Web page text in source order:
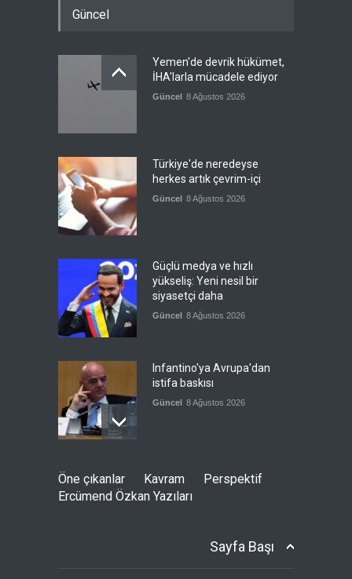
Güncel
Yemen'de devrik hükümet,
İHA'larla mücadele ediyor
Güncel 8 Ağustos 2026
Türkiye'de neredeyse
herkes artık çevrim-içi
Güncel 8 Ağustos 2026
Güçlü medya ve hızlı
yükseliş: Yeni nesil bir
siyasetçi daha
Güncel 8 Ağustos 2026
Infantino'ya Avrupa'dan
istifa baskısı
Güncel 8 Ağustos 2026
Kolombiya, solcu Petro'nun
yerine aşırı sağcı Espriella'yı
getirdi
Öne çıkanlar Kavram
Perspektif
Ercümend Özkan Yazıları
Sayfa Başı